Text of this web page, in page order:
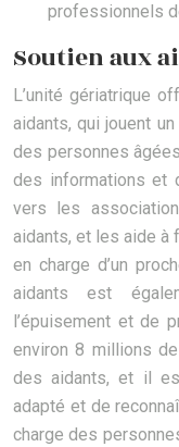
professionnels
Soutien aux
L’unité gériatrique
aidants, qui jouent
des personnes
des informations et
vers les
aidants, et les aide à
en charge d’un
aidants est
l’épuisement et de
environ 8 millions
des aidants, et il
adapté et de
charge des